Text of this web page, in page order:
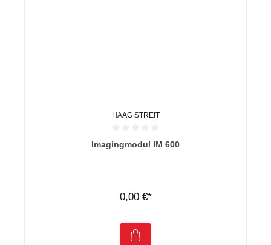
HAAG STREIT
Durchschnittliche Bewertung von 0 von 5 Sternen
Imagingmodul IM 600
0,00 €*